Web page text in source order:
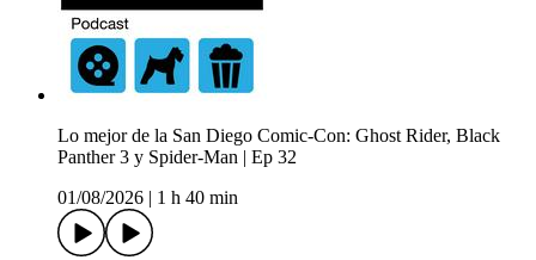
Lo mejor de la San Diego Comic-Con: Ghost Rider, Black
Panther 3 y Spider-Man | Ep 32
01/08/2026
1 h 40 min